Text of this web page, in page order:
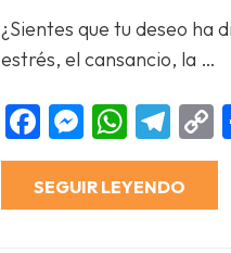
¿Sientes que tu deseo ha
estrés, el cansancio, la …
Facebook
SEGUIR LEYENDO